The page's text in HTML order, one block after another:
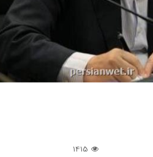
1415